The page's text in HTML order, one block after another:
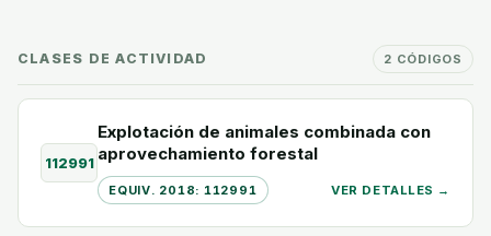
CLASES DE ACTIVIDAD 2 CÓDIGOS
112991
Explotación de animales combinada con
aprovechamiento forestal
EQUIV. 2018: 112991 VER DETALLES →